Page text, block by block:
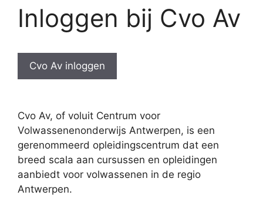
Inloggen bij Cvo Av
Cvo Av inloggen
Cvo Av, of voluit Centrum voor
Volwassenenonderwijs Antwerpen, is een
gerenommeerd opleidingscentrum dat een
breed scala aan cursussen en opleidingen
aanbiedt voor volwassenen in de regio
Antwerpen.